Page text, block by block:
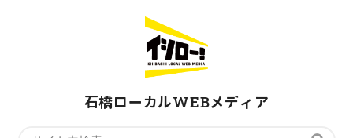
石橋ローカルWEBメディア